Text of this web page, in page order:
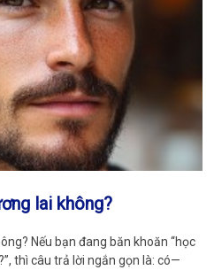
lai không?
Nếu bạn đang băn khoăn “học
thì câu trả lời ngắn gọn là: có—